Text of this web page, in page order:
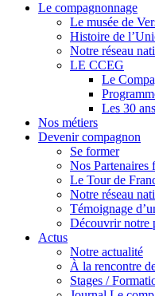
Le compagnonnage
Le musée de
Histoire de
Notre réseau
LE CCEG
Le
Les 30
Nos métiers
Devenir compagnon
Se former
Nos Partenaires
Le Tour de
Notre réseau
Témoignage
Découvrir notre
Actus
Notre actualité
À la rencontre
Stages /